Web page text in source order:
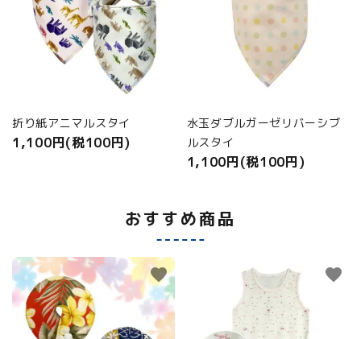
折り紙アニマルスタイ
1,100円(税100円)
水玉ダブルガーゼリバーシブ
ルスタイ
1,100円(税100円)
おすすめ商品
favorite favorite